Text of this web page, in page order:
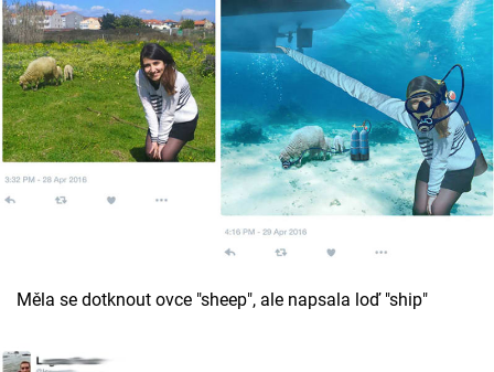
Měla se dotknout ovce "sheep", ale napsala loď "ship"